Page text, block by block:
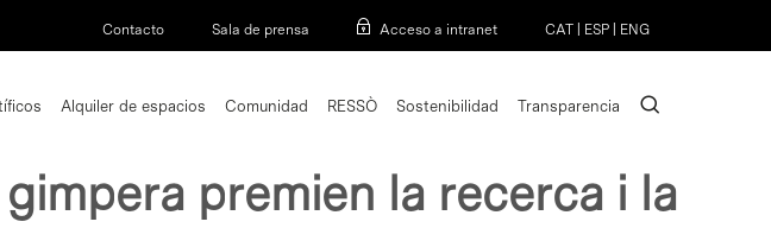
Contacto Sala de prensa Acceso a intranet CAT ESP ENG
Alquiler de espacios Comunidad RESSÒ Sostenibilidad Transparencia search
el consell social de la universitat
premien la recerca i la